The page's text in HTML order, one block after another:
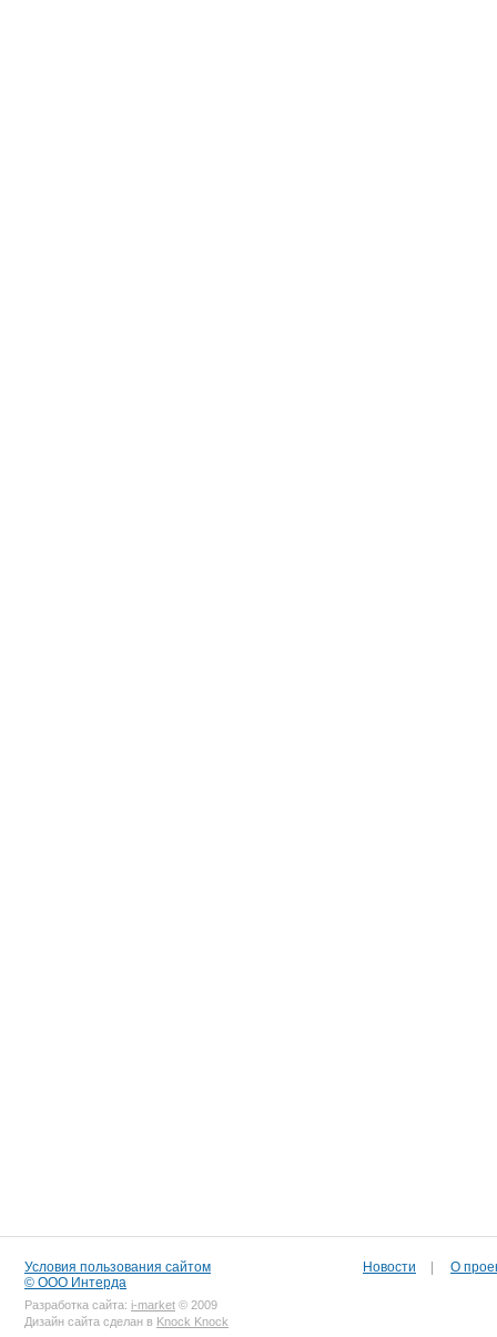
Условия пользования сайтом
© ООО Интерда
Разработка сайта: i-market © 2009
Дизайн сайта сделан в Knock Knock
Новости О